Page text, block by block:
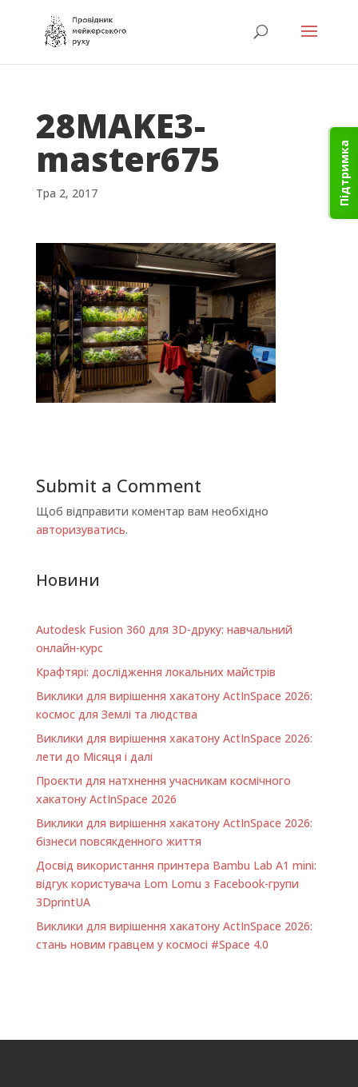
Підтримка
28MAKE3-
master675
Тра 2, 2017
Submit a Comment
Щоб відправити коментар вам необхідно
авторизуватись.
Новини
Autodesk Fusion 360 для 3D-друку: навчальний
онлайн-курс
Крафтярі: дослідження локальних майстрів
Виклики для вирішення хакатону ActInSpace 2026:
космос для Землі та людства
Виклики для вирішення хакатону ActInSpace 2026:
лети до Місяця і далі
Проєкти для натхнення учасникам космічного
хакатону ActInSpace 2026
Виклики для вирішення хакатону ActInSpace 2026:
бізнеси повсякденного життя
Досвід використання принтера Bambu Lab A1 minі:
відгук користувача Lom Lomu з Facebook-групи
3DprintUA
Виклики для вирішення хакатону ActInSpace 2026:
стань новим гравцем у космосі #Space 4.0